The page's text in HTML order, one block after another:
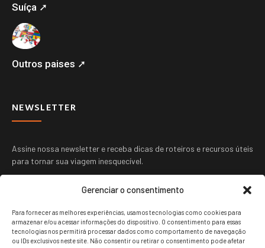
Gerenciar o consentimento
Para fornecer as melhores experiências, usamos tecnologias como cookies para
armazenar e/ou acessar informações do dispositivo. O consentimento para essas
tecnologias nos permitirá processar dados como comportamento de navegação
ou IDs exclusivos neste site. Não consentir ou retirar o consentimento pode afetar
Suíça ➚
Outros paises ➚
NEWSLETTER
Assine nossa newsletter e receba dicas de roteiros e recursos úteis
para tornar sua viagem inesquecível.